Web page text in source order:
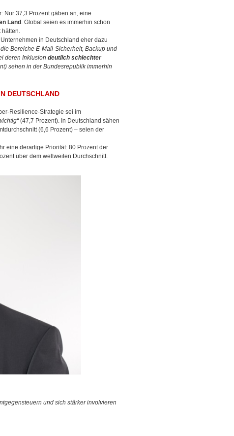
Nur 37,3 Prozent gäben an, eine
Land . Global seien es immerhin schon
hätten.
in Deutschland eher dazu
Bereiche E-Mail-Sicherheit, Backup und
deren Inklusion deutlich schlechter
sehen in der Bundesrepublik immerhin
DEUTSCHLAND
Resilience-Strategie sei im
(47,7 Prozent). In Deutschland sähen
(6,6 Prozent) – seien der
eine derartige Priorität: 80 Prozent der
über dem weltweiten Durchschnitt.
und sich stärker involvieren